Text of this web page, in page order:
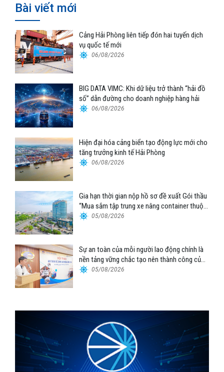
Bài viết mới
Cảng Hải Phòng liên tiếp đón hai tuyến dịch
vụ quốc tế mới
06/08/2026
BIG DATA VIMC: Khi dữ liệu trở thành “hải đồ
số” dẫn đường cho doanh nghiệp hàng hải
06/08/2026
Hiện đại hóa cảng biển tạo động lực mới cho
tăng trưởng kinh tế Hải Phòng
06/08/2026
Gia hạn thời gian nộp hồ sơ đề xuất Gói thầu
“Mua sắm tập trung xe nâng container thuộc
Tổng công ty Hàng hải Việt Nam – CTCP”
05/08/2026
Sự an toàn của mỗi người lao động chính là
nền tảng vững chắc tạo nên thành công của
Cảng Đà Nẵng
05/08/2026